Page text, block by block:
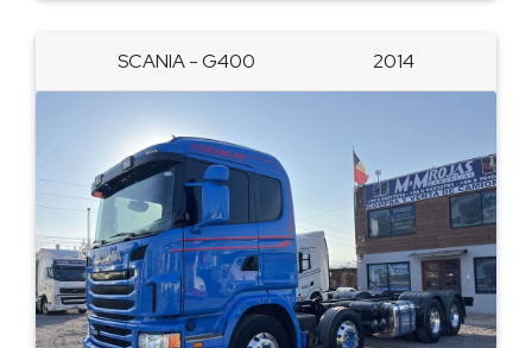
SCANIA - G400 2014